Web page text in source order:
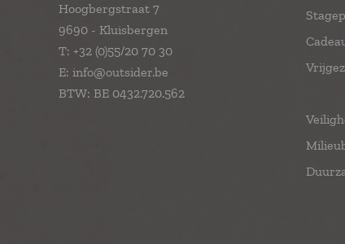
Hoogbergstraat 7
9690 - Kluisbergen
T: +32 (0)55/20 70 30
E: info@outsider.be
BTW: BE 0432.720.562